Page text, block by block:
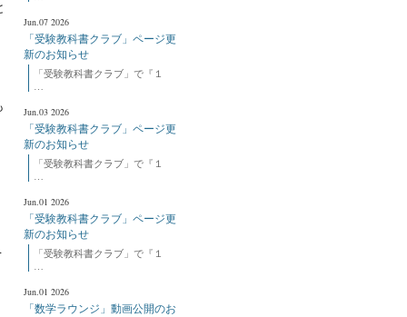
Jun.07 2026
「受験教科書クラブ」ページ更
新のお知らせ
「受験教科書クラブ」で『１
Jun.03 2026
「受験教科書クラブ」ページ更
新のお知らせ
「受験教科書クラブ」で『１
Jun.01 2026
「受験教科書クラブ」ページ更
新のお知らせ
「受験教科書クラブ」で『１
Jun.01 2026
「数学ラウンジ」動画公開のお